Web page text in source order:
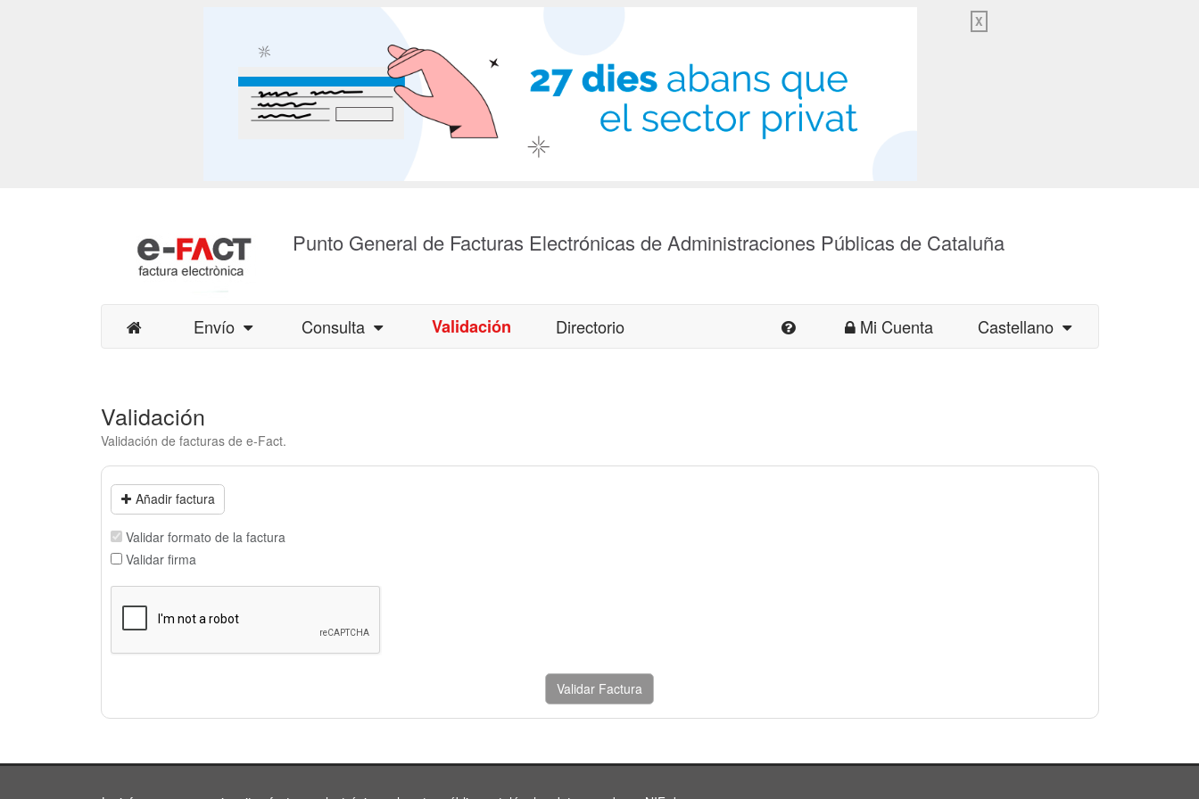
X
Punto General de Facturas Electrónicas de Administraciones Públicas de Cataluña
Envío Consulta Validación Directorio Mi Cuenta Castellano
Validación
Validación de facturas de e-Fact.
Añadir factura
Validar formato de la factura
Validar firma
Validar Factura